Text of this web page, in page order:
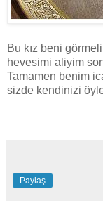
Bu kız beni
hevesimi aliyim
Tamamen benim
sizde kendinizi
Paylaş